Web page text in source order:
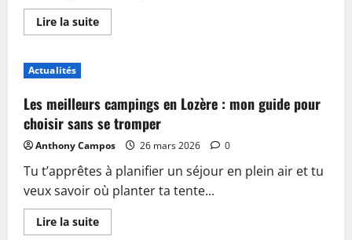
Lire la suiteEn
savoir
accueil
:
plongez
dans
les
nouveautés
du
camping
de
Sablé-
sur-
Sarthe
Actualités
Les meilleurs campings en Lozère : mon guide pour
choisir sans se tromper
Anthony Campos 26 mars 2026 0
Tu t’apprêtes à planifier un séjour en plein air et tu
veux savoir où planter ta tente...
Lire la suiteEn
savoir